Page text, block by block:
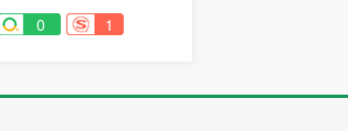
1
0